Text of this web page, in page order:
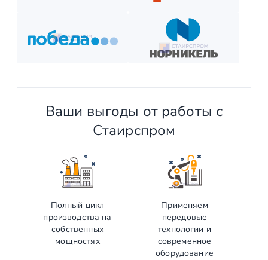
Ваши выгоды от работы с
Стаирспром
Полный цикл
производства на
собственных
мощностях
Применяем
передовые
технологии и
современное
оборудование